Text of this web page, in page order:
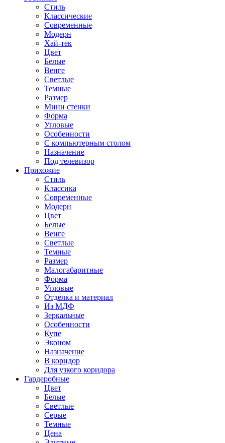
Стиль
Классические
Современные
Модерн
Хай-тек
Цвет
Белые
Венге
Светлые
Темные
Размер
Мини стенки
Форма
Угловые
Особенности
С компьютерным столом
Назначение
Под телевизор
Прихожие
Стиль
Классика
Современные
Модерн
Цвет
Белые
Венге
Светлые
Темные
Размер
Малогабаритные
Форма
Угловые
Отделка и материал
Из МДФ
Зеркальные
Особенности
Купе
Эконом
Назначение
В коридор
Для узкого коридора
Гардеробные
Цвет
Белые
Светлые
Серые
Темные
Цена